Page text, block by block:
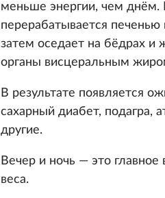
меньше энергии, чем днём.
перерабатывается
затем оседает на бёдрах и
органы висцеральным
В результате появляется
сахарный диабет, подагра,
другие.
Вечер и ночь — это
веса.